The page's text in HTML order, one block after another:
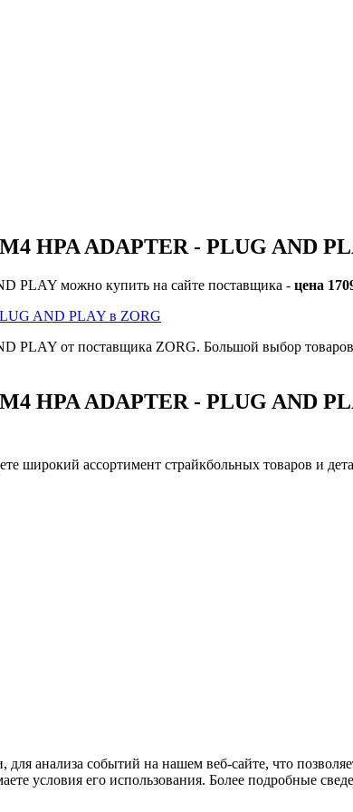
HPA ADAPTER - PLUG AND
PLAY можно купить на сайте поставщика - цена
AND PLAY в ZORG
от поставщика ZORG. Большой выбор товаров
HPA ADAPTER - PLUG AND
широкий ассортимент страйкбольных товаров и
анализа событий на нашем веб-сайте, что
условия его использования. Более подробные